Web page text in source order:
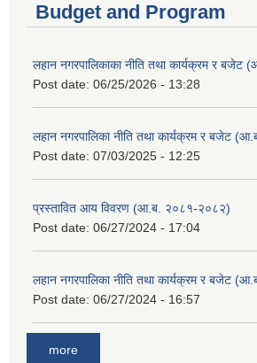
Budget and Program
लहान नगरपालिकाका नीति तथा कार्यक्रम र
Post date: 06/25/2026 - 13:28
लहान नगरपालिका नीति तथा कार्यक्रम र बजेट
Post date: 07/03/2025 - 12:25
प्रस्तावित आय विवरण (आ.ब. २०८१-२०८२)
Post date: 06/27/2024 - 17:04
लहान नगरपालिका नीति तथा कार्यक्रम र बजेट
Post date: 06/27/2024 - 16:57
more